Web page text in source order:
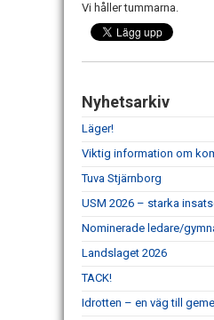
Vi håller tummarna.
Nyhetsarkiv
Läger!
Viktig information om
Tuva Stjärnborg
USM 2026 – starka
Nominerade ledare/
Landslaget 2026
TACK!
Idrotten – en väg till